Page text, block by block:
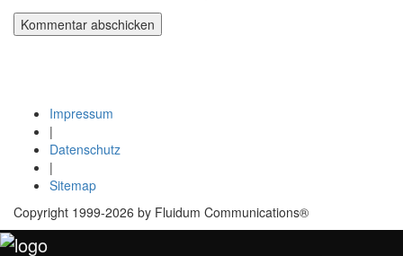
Impressum
|
Datenschutz
|
Sitemap
Copyright 1999-2026 by Fluidum Communications®